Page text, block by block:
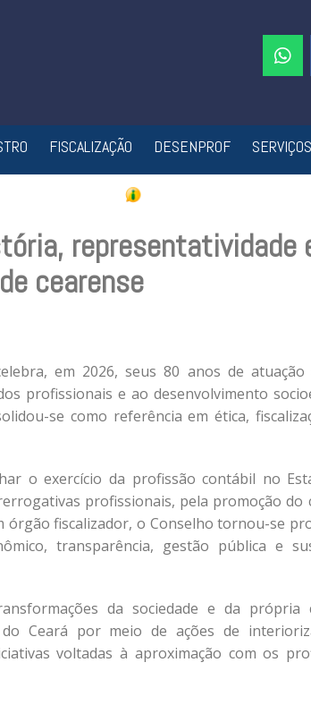
FISCALIZAÇÃO DESENPROF SERVIÇOS
representatividade
cearense
em 2026, seus 80 anos de atuação
profissionais e ao desenvolvimento
se como referência em ética,
o exercício da profissão contábil no
profissionais, pela promoção do
fiscalizador, o Conselho tornou-se
transparência, gestão pública e
da sociedade e da própria
Ceará por meio de ações de
voltadas à aproximação com os